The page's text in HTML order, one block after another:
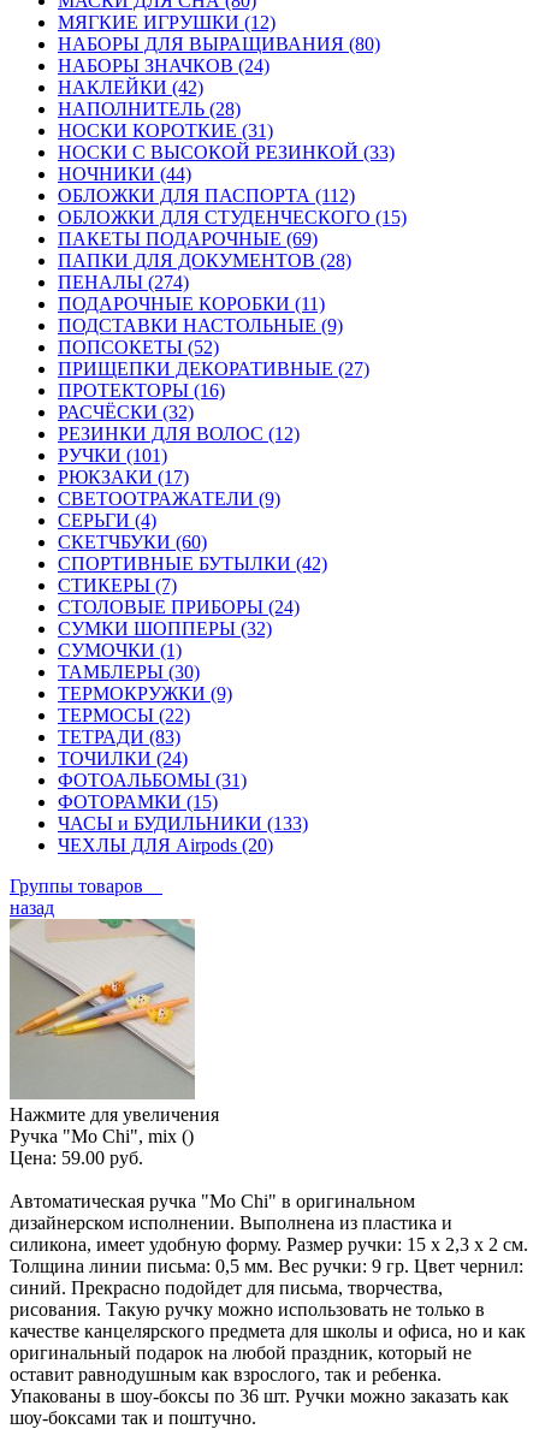
МЯГКИЕ ИГРУШКИ (12)
НАБОРЫ ДЛЯ ВЫРАЩИВАНИЯ (80)
НАБОРЫ ЗНАЧКОВ (24)
НАКЛЕЙКИ (42)
НАПОЛНИТЕЛЬ (28)
НОСКИ КОРОТКИЕ (31)
НОСКИ С ВЫСОКОЙ РЕЗИНКОЙ (33)
НОЧНИКИ (44)
ОБЛОЖКИ ДЛЯ ПАСПОРТА (112)
ОБЛОЖКИ ДЛЯ СТУДЕНЧЕСКОГО (15)
ПАКЕТЫ ПОДАРОЧНЫЕ (69)
ПАПКИ ДЛЯ ДОКУМЕНТОВ (28)
ПЕНАЛЫ (274)
ПОДАРОЧНЫЕ КОРОБКИ (11)
ПОДСТАВКИ НАСТОЛЬНЫЕ (9)
ПОПСОКЕТЫ (52)
ПРИЩЕПКИ ДЕКОРАТИВНЫЕ (27)
ПРОТЕКТОРЫ (16)
РАСЧЁСКИ (32)
РЕЗИНКИ ДЛЯ ВОЛОС (12)
РУЧКИ (101)
РЮКЗАКИ (17)
СВЕТООТРАЖАТЕЛИ (9)
СЕРЬГИ (4)
СКЕТЧБУКИ (60)
СПОРТИВНЫЕ БУТЫЛКИ (42)
СТИКЕРЫ (7)
СТОЛОВЫЕ ПРИБОРЫ (24)
СУМКИ ШОППЕРЫ (32)
СУМОЧКИ (1)
ТАМБЛЕРЫ (30)
ТЕРМОКРУЖКИ (9)
ТЕРМОСЫ (22)
ТЕТРАДИ (83)
ТОЧИЛКИ (24)
ФОТОАЛЬБОМЫ (31)
ФОТОРАМКИ (15)
ЧАСЫ и БУДИЛЬНИКИ (133)
ЧЕХЛЫ ДЛЯ Airpods (20)
Группы товаров
назад
Нажмите для увеличения
Ручка "Mo Chi", mix ()
Цена: 59.00 руб.
Автоматическая ручка "Mo Chi" в оригинальном
дизайнерском исполнении. Выполнена из пластика и
силикона, имеет удобную форму. Размер ручки: 15 х 2,3 х 2 см.
Толщина линии письма: 0,5 мм. Вес ручки: 9 гр. Цвет чернил:
синий. Прекрасно подойдет для письма, творчества,
рисования. Такую ручку можно использовать не только в
качестве канцелярского предмета для школы и офиса, но и как
оригинальный подарок на любой праздник, который не
оставит равнодушным как взрослого, так и ребенка.
Упакованы в шоу-боксы по 36 шт. Ручки можно заказать как
шоу-боксами так и поштучно.